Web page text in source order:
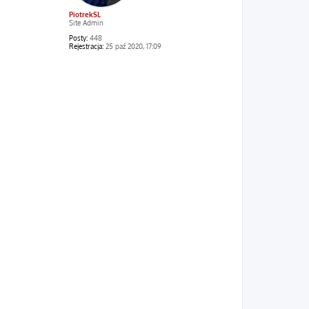
PiotrekSL
Site Admin
Posty: 448
Rejestracja: 25 paź 2020, 17:09